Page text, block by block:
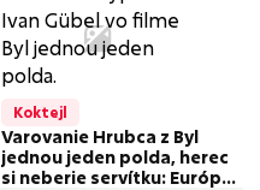
Koktejl
Varovanie Hrubca z Byl
jednou jeden polda, herec
si neberie servítku: Európa